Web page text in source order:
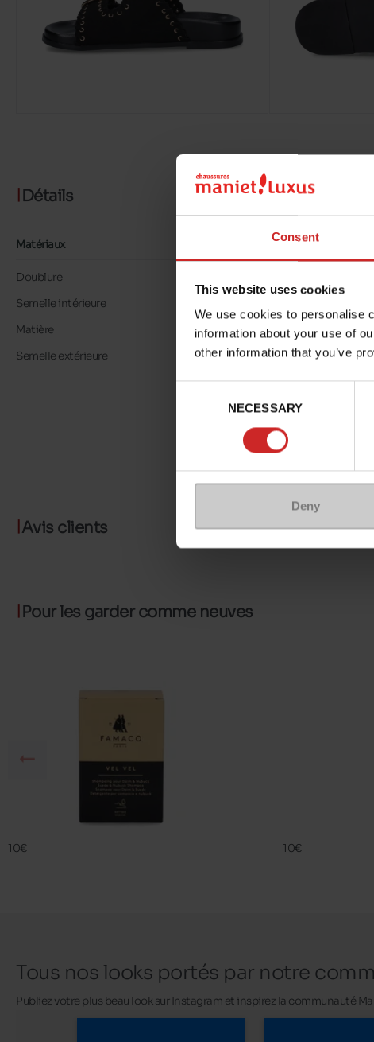
Consent
This website uses cookies
We use cookies to personalise
information about your use of
other information that you’ve
NECESSARY
Deny
Détails
Matériaux
Doublure
Semelle intérieure
Matière
SUÈDE
Semelle extérieure
TPU
Avis clients
Pour les garder comme neuves
10€
10€
Tous nos looks portés par notre
Publiez votre plus beau look sur Instagram et inspirez la communauté